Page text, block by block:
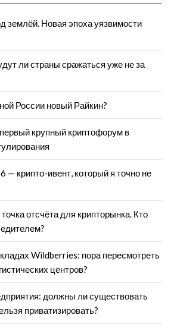
землёй. Новая эпоха уязвимости
ли страны сражаться уже не за
России новый Райкин?
крупный криптофорум в
— крипто-ивент, который я точно не
отсчёта для крипторынка. Кто
Wildberries: пора пересмотреть
центров?
должны ли существовать
приватизировать?